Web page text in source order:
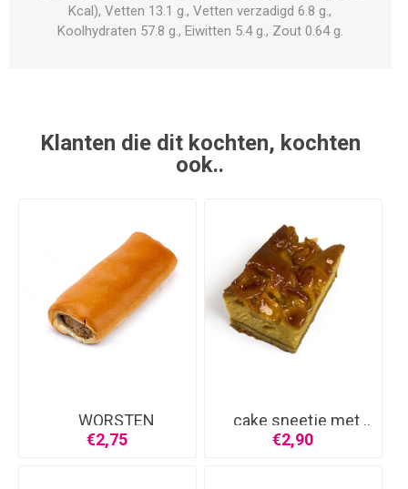
Kcal), Vetten 13.1 g., Vetten verzadigd 6.8 g.,
Koolhydraten 57.8 g., Eiwitten 5.4 g., Zout 0.64 g.
Klanten die dit kochten, kochten
ook..
WORSTEN
BROODJE
€2,75
cake sneetje met ..
€2,90